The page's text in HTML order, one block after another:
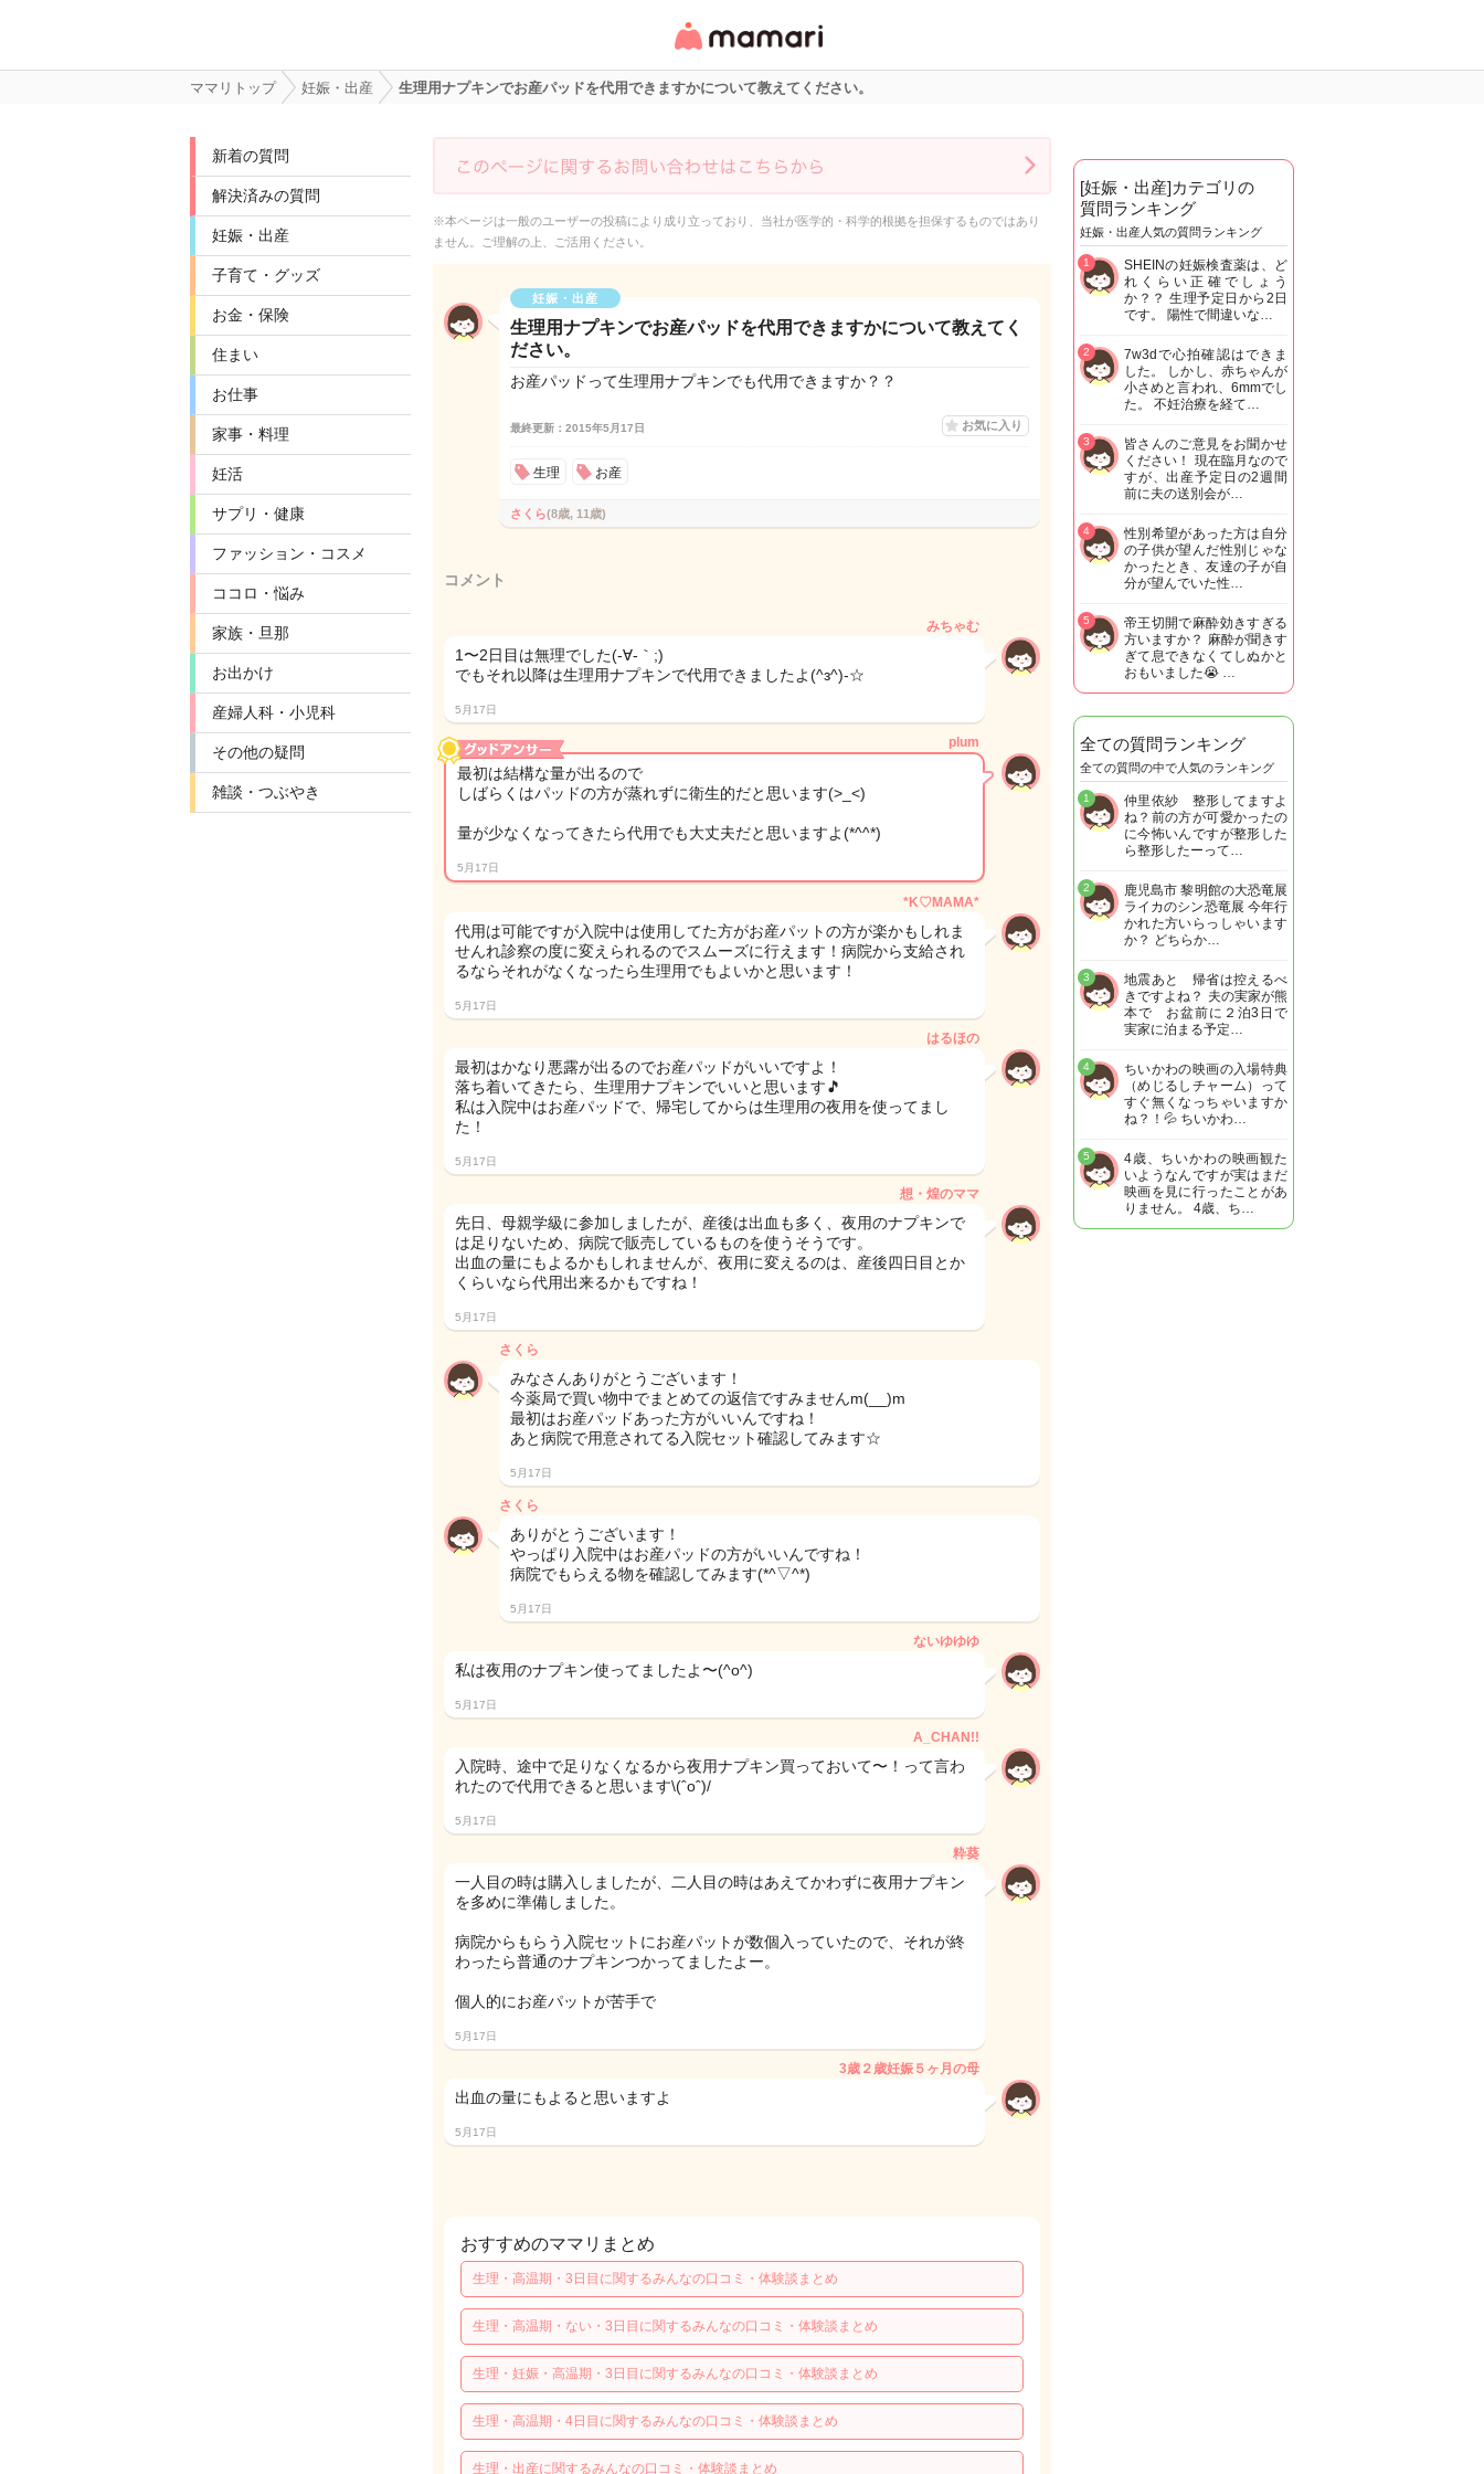
リ・情報サイト
ママリトップ 妊娠・出産 生理用ナプキンでお産パッドを代用できますかについて教えてください。
新着の質問
解決済みの質問
妊娠・出産
子育て・グッズ
お金・保険
住まい
お仕事
家事・料理
妊活
サプリ・健康
ファッション・コスメ
ココロ・悩み
家族・旦那
お出かけ
産婦人科・小児科
その他の疑問
雑談・つぶやき
※本ページは一般のユーザーの投稿により成り立っており、当社が医学的・科学的根拠を担保するものではあり
ません。ご理解の上、ご活用ください。
妊娠・出産
生理用ナプキンでお産パッドを代用できますかについて教えてく
ださい。
お産パッドって生理用ナプキンでも代用できますか？？
最終更新：2015年5月17日 お気に入り
生理 お産
さくら(8歳, 11歳)
コメント
みちゃむ
1〜2日目は無理でした(-∀-｀;)
でもそれ以降は生理用ナプキンで代用できましたよ(^з^)-☆
5月17日
plum
最初は結構な量が出るので
しばらくはパッドの方が蒸れずに衛生的だと思います(>_<)
量が少なくなってきたら代用でも大丈夫だと思いますよ(*^^*)
5月17日
*K♡MAMA*
代用は可能ですが入院中は使用してた方がお産パットの方が楽かもしれま
せんれ診察の度に変えられるのでスムーズに行えます！病院から支給され
るならそれがなくなったら生理用でもよいかと思います！
5月17日
はるほの
最初はかなり悪露が出るのでお産パッドがいいですよ！
落ち着いてきたら、生理用ナプキンでいいと思います🎵
私は入院中はお産パッドで、帰宅してからは生理用の夜用を使ってまし
た！
5月17日
想・煌のママ
先日、母親学級に参加しましたが、産後は出血も多く、夜用のナプキンで
は足りないため、病院で販売しているものを使うそうです。
出血の量にもよるかもしれませんが、夜用に変えるのは、産後四日目とか
くらいなら代用出来るかもですね！
5月17日
さくら
みなさんありがとうございます！
今薬局で買い物中でまとめての返信ですみませんm(__)m
最初はお産パッドあった方がいいんですね！
あと病院で用意されてる入院セット確認してみます☆
5月17日
さくら
ありがとうございます！
やっぱり入院中はお産パッドの方がいいんですね！
病院でもらえる物を確認してみます(*^▽^*)
5月17日
ないゆゆゆ
私は夜用のナプキン使ってましたよ〜(^o^)
5月17日
A_CHAN!!
入院時、途中で足りなくなるから夜用ナプキン買っておいて〜！って言わ
れたので代用できると思います\(ˆoˆ)/
5月17日
粋葵
一人目の時は購入しましたが、二人目の時はあえてかわずに夜用ナプキン
を多めに準備しました。
病院からもらう入院セットにお産パットが数個入っていたので、それが終
わったら普通のナプキンつかってましたよー。
個人的にお産パットが苦手で
5月17日
3歳２歳妊娠５ヶ月の母
出血の量にもよると思いますよ
5月17日
おすすめのママリまとめ
生理・高温期・3日目に関するみんなの口コミ・体験談まとめ
生理・高温期・ない・3日目に関するみんなの口コミ・体験談まとめ
生理・妊娠・高温期・3日目に関するみんなの口コミ・体験談まとめ
生理・高温期・4日目に関するみんなの口コミ・体験談まとめ
生理・出産に関するみんなの口コミ・体験談まとめ
[妊娠・出産]カテゴリの
質問ランキング
妊娠・出産人気の質問ランキング
SHEINの妊娠検査薬は、ど
れくらい正確でしょう
か？？ 生理予定日から2日
です。 陽性で間違いな…
1
7w3dで心拍確認はできま
した。 しかし、赤ちゃんが
小さめと言われ、6mmでし
た。 不妊治療を経て…
2
皆さんのご意見をお聞かせ
ください！ 現在臨月なので
すが、出産予定日の2週間
前に夫の送別会が…
3
性別希望があった方は自分
の子供が望んだ性別じゃな
かったとき、友達の子が自
分が望んでいた性…
4
帝王切開で麻酔効きすぎる
方いますか？ 麻酔が聞きす
ぎて息できなくてしぬかと
おもいました😭 …
5
全ての質問ランキング
全ての質問の中で人気のランキング
仲里依紗 整形してますよ
ね？前の方が可愛かったの
に今怖いんですが整形した
ら整形したーって…
1
鹿児島市 黎明館の大恐竜展
ライカのシン恐竜展 今年行
かれた方いらっしゃいます
か？ どちらか…
2
地震あと 帰省は控えるべ
きですよね？ 夫の実家が熊
本で お盆前に２泊3日で
実家に泊まる予定…
3
ちいかわの映画の入場特典
（めじるしチャーム）って
すぐ無くなっちゃいますか
ね？！💦 ちいかわ…
4
4歳、ちいかわの映画観た
いようなんですが実はまだ
映画を見に行ったことがあ
りません。 4歳、ち…
5